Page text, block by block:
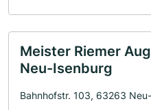
Meister Riemer
Neu-Isenburg
Bahnhofstr. 103, 63263